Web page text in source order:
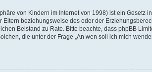
von Kindern im Internet von 1998) ist ein Gesetz
beziehungsweise des oder der
Beistand zu Rate. Bitte beachte, dass phpBB
die unter der Frage „An wen soll ich mich